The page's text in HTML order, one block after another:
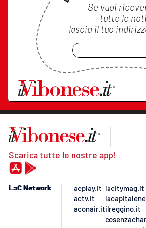
Se vuoi
tutte le
lascia il tuo
Scarica tutte le nostre app!
LaC Network
lacplay.it
lactv.it
laconair.it
lacitymag.it
ilreggino.it